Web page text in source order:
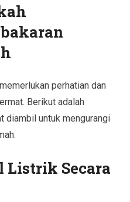
perhatian dan
Berikut adalah
diambil untuk mengurangi
Listrik Secara